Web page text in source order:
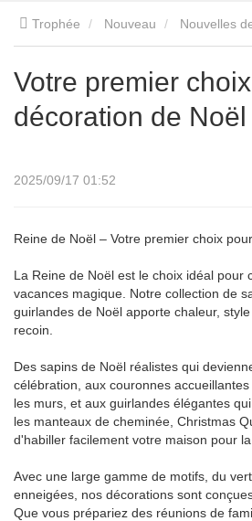
Trophée Nouveau Nouvelles
Votre premier
décoration de Noël
2025/09/17 01:52
Reine de Noël – Votre premier choix
La Reine de Noël est le choix idéal pour
vacances magique. Notre collection de
guirlandes de Noël apporte chaleur,
recoin.
Des sapins de Noël réalistes qui
célébration, aux couronnes
les murs, et aux guirlandes élégantes
les manteaux de cheminée, Christmas
d'habiller facilement votre maison pour la
Avec une large gamme de motifs, du
enneigées, nos décorations sont
Que vous prépariez des réunions de